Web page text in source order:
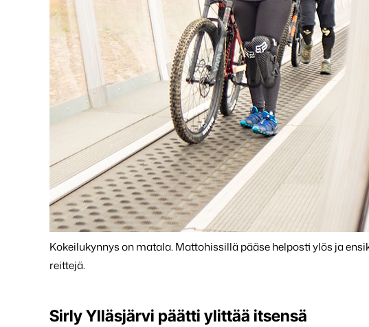
Kokeilukynnys on matala. Mattohissillä pääse helposti ylös ja
reittejä.
Sirly Ylläsjärvi päätti ylittää itsensä